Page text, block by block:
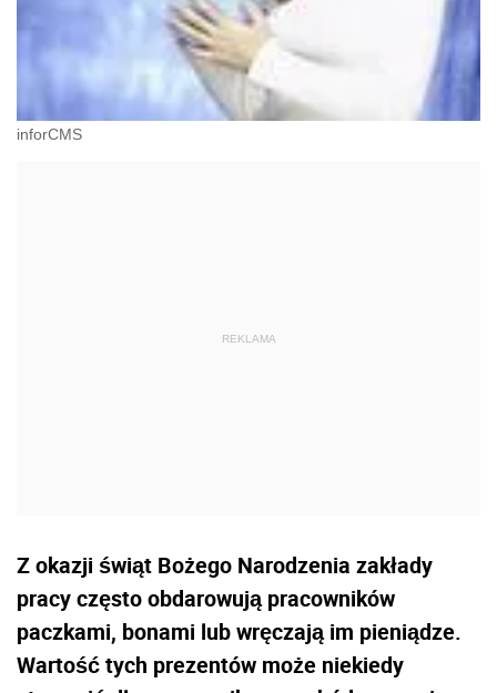
inforCMS
Z okazji świąt Bożego Narodzenia zakłady
pracy często obdarowują pracowników
paczkami, bonami lub wręczają im pieniądze.
Wartość tych prezentów może niekiedy